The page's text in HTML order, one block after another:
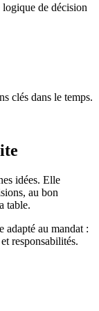
logique de décision
clés dans le temps.
idées. Elle
au bon
table.
adapté au mandat :
responsabilités.